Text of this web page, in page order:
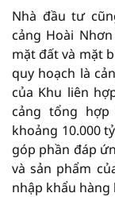
Nhà đầu tư
cảng Hoài
mặt đất và mặt
quy hoạch là
của Khu liên
cảng tổng
khoảng 10.000
góp phần đáp
và sản phẩm
nhập khẩu hàng